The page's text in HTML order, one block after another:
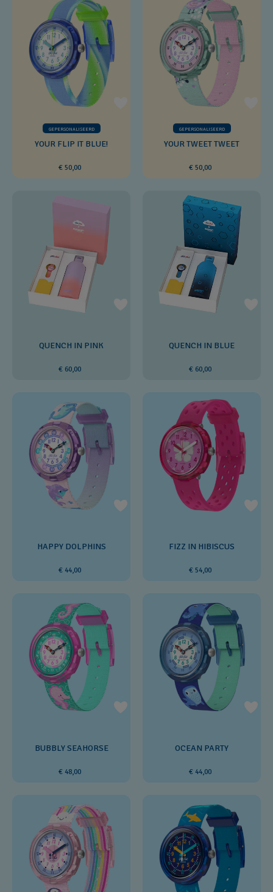
GEPERSONALISEERD
YOUR FLIP IT BLUE!
€ 50,00
GEPERSONALISEERD
YOUR TWEET TWEET
€ 50,00
QUENCH IN PINK
€ 60,00
QUENCH IN BLUE
€ 60,00
HAPPY DOLPHINS
€ 44,00
FIZZ IN HIBISCUS
€ 54,00
BUBBLY SEAHORSE
€ 48,00
OCEAN PARTY
€ 44,00